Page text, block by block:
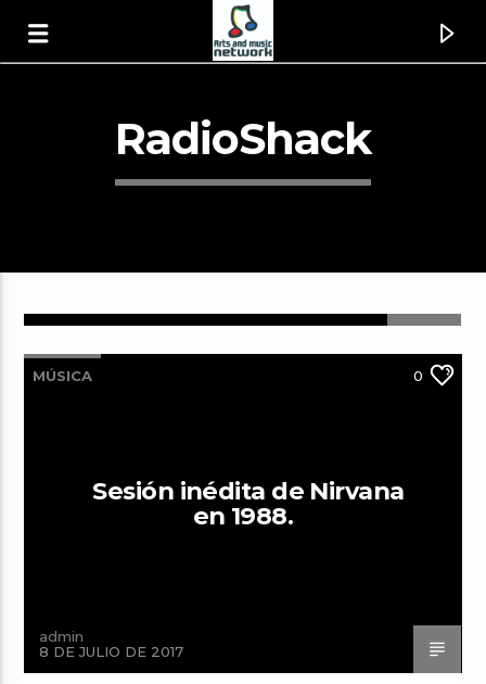
RadioShack
MÚSICA 0
Sesión inédita de Nirvana
en 1988.
admin
8 DE JULIO DE 2017